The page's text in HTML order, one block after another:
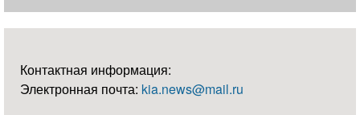
Контактная информация:
Электронная почта: kia.news@mail.ru